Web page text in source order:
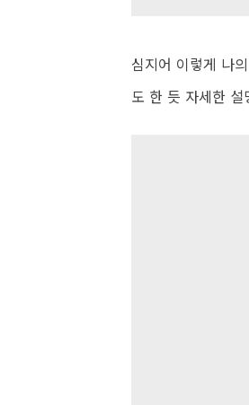
심지어 이렇게 나
도 한 듯 자세한